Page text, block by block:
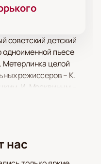
советский детский
одноименной пьесе
Метерлинка целой
режиссеров – К.
И. Москвиным –
по
дети
нас